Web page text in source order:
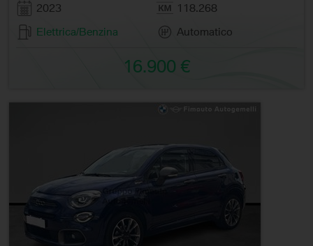
2023
118.268
Elettrica/Benzina
Automatico
16.900 €